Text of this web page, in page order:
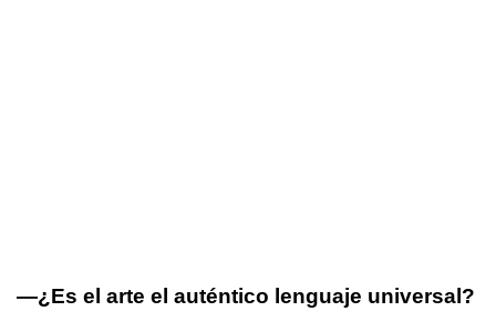
—¿Es el arte el auténtico lenguaje universal?